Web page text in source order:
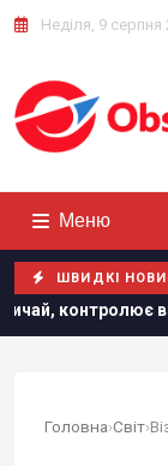
Неділя, 9 серпня
Меню
ШВИДКІ
– The Telegraph
Головна›Світ›